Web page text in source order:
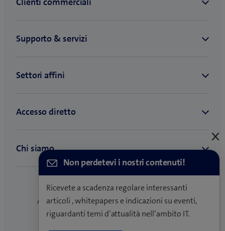
Non perdetevi i nostri contenuti!
Ricevete a scadenza regolare interessanti
articoli , whitepapers e indicazioni su eventi,
riguardanti temi d’attualità nell’ambito IT.